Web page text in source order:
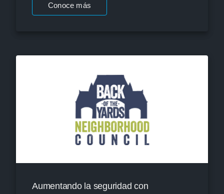
Conoce más
Aumentando la seguridad con